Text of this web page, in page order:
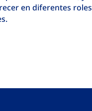
en diferentes